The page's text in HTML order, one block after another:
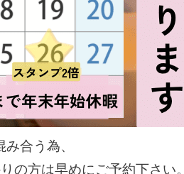
合う為、
の方は早めにご予約下さい。